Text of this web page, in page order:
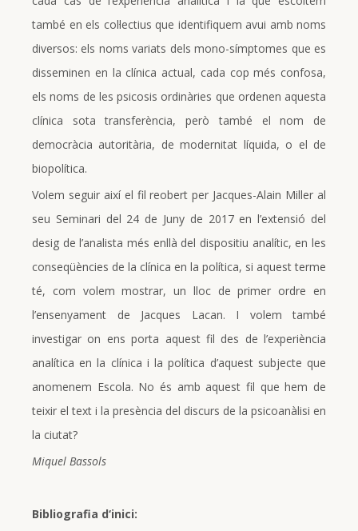
també en els col·lectius que identifiquem avui amb noms
diversos: els noms variats dels mono-símptomes que es
disseminen en la clínica actual, cada cop més confosa,
els noms de les psicosis ordinàries que ordenen aquesta
clínica sota transferència, però també el nom de
democràcia autoritària, de modernitat líquida, o el de
biopolítica.
Volem seguir així el fil reobert per Jacques-Alain Miller al
seu Seminari del 24 de Juny de 2017 en l’extensió del
desig de l’analista més enllà del dispositiu analític, en les
conseqüències de la clínica en la política, si aquest terme
té, com volem mostrar, un lloc de primer ordre en
l’ensenyament de Jacques Lacan. I volem també
investigar on ens porta aquest fil des de l’experiència
analítica en la clínica i la política d’aquest subjecte que
anomenem Escola. No és amb aquest fil que hem de
teixir el text i la presència del discurs de la psicoanàlisi en
la ciutat?
Miquel Bassols
Bibliografia d‘inici: